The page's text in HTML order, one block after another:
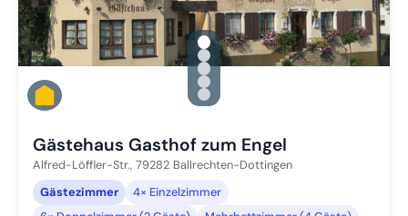
gallery.slide_selector
Zu Slide 1 wechseln
Zu Slide 2 wechseln
Zu Slide 3 wechseln
Zu Slide 4 wechseln
Zu Slide 5 wechseln
Gästehaus Gasthof zum Engel
Alfred-Löffler-Str., 79282 Ballrechten-Dottingen
Gästezimmer
4× Einzelzimmer